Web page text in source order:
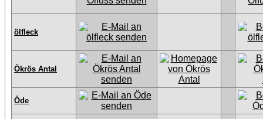
ölfleck
Ökrös Antal
Öde